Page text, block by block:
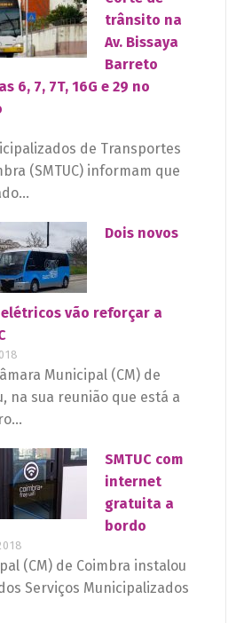
trânsito na
Av. Bissaya
Barreto
6, 7, 7T, 16G e 29 no
de Transportes
(SMTUC) informam que
Dois novos
vão reforçar a
Municipal (CM) de
na sua reunião que está a
SMTUC com
internet
gratuita a
bordo
(CM) de Coimbra instalou
Serviços Municipalizados